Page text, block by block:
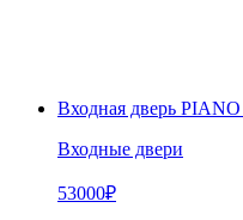
Входная дверь
Входные двери
53000₽